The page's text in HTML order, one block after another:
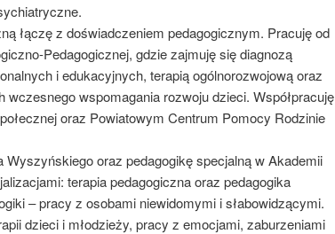
łączę z doświadczeniem pedagogicznym. Pracuję od
Pedagogicznej, gdzie zajmuję się diagnozą
i edukacyjnych, terapią ogólnorozwojową oraz
wczesnego wspomagania rozwoju dzieci. Współpracuję
oraz Powiatowym Centrum Pomocy Rodzinie
oraz pedagogikę specjalną w Akademii
terapia pedagogiczna oraz pedagogika
– pracy z osobami niewidomymi i słabowidzącymi.
dzieci i młodzieży, pracy z emocjami, zaburzeniami